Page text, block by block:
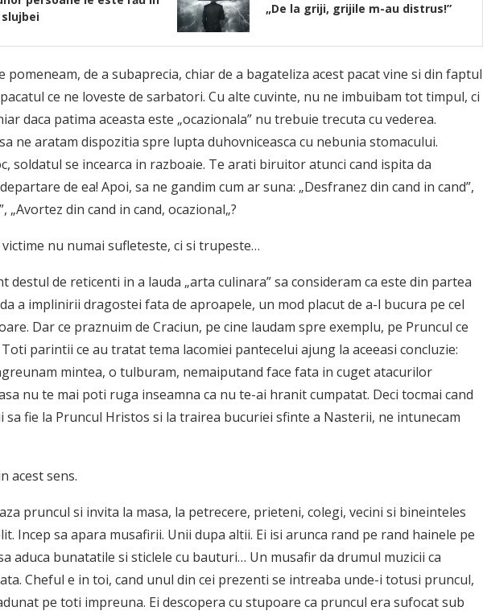
„De la griji, grijile m-au distrus!”
pomeneam, de a subaprecia, chiar de a bagateliza acest pacat vine si din faptul
ce ne loveste de sarbatori. Cu alte cuvinte, nu ne imbuibam tot timpul, ci
daca patima aceasta este „ocazionala” nu trebuie trecuta cu vederea.
ne aratam dispozitia spre lupta duhovniceasca cu nebunia stomacului.
soldatul se incearca in razboaie. Te arati biruitor atunci cand ispita da
de ea! Apoi, sa ne gandim cum ar suna: „Desfranez din cand in cand”,
„Avortez din cand in cand, ocazional„?
nu numai sufleteste, ci si trupeste…
destul de reticenti in a lauda „arta culinara” sa consideram ca este din partea
a implinirii dragostei fata de aproapele, un mod placut de a-l bucura pe cel
Dar ce praznuim de Craciun, pe cine laudam spre exemplu, pe Pruncul ce
parintii ce au tratat tema lacomiei pantecelui ajung la aceeasi concluzie:
mintea, o tulburam, nemaiputand face fata in cuget atacurilor
nu te mai poti ruga inseamna ca nu te-ai hranit cumpatat. Deci tocmai cand
fie la Pruncul Hristos si la trairea bucuriei sfinte a Nasterii, ne intunecam
acest sens.
pruncul si invita la masa, la petrecere, prieteni, colegi, vecini si bineinteles
Incep sa apara musafirii. Unii dupa altii. Ei isi arunca rand pe rand hainele pe
aduca bunatatile si sticlele cu bauturi… Un musafir da drumul muzicii ca
Cheful e in toi, cand unul din cei prezenti se intreaba unde-i totusi pruncul,
pe toti impreuna. Ei descopera cu stupoare ca pruncul era sufocat sub